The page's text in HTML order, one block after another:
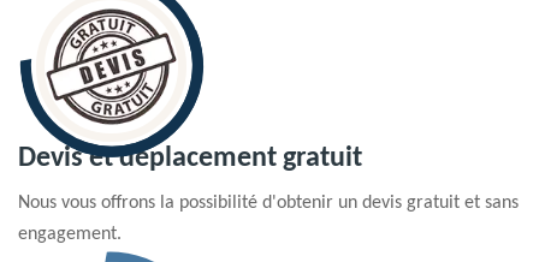
Devis et déplacement gratuit
Nous vous offrons la possibilité d'obtenir un devis gratuit et sans
engagement.